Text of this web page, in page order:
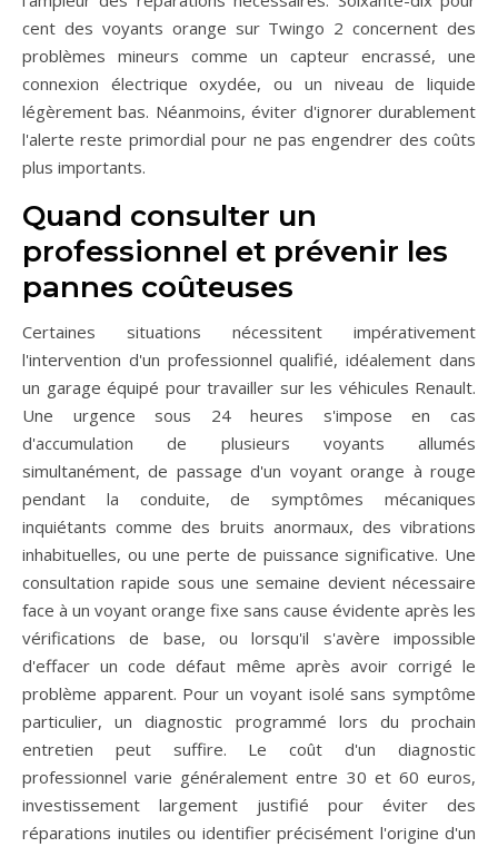
cent des voyants orange sur Twingo 2 concernent des
problèmes mineurs comme un capteur encrassé, une
connexion électrique oxydée, ou un niveau de liquide
légèrement bas. Néanmoins, éviter d'ignorer durablement
l'alerte reste primordial pour ne pas engendrer des coûts
plus importants.
Quand consulter un
professionnel et prévenir les
pannes coûteuses
Certaines situations nécessitent impérativement
l'intervention d'un professionnel qualifié, idéalement dans
un garage équipé pour travailler sur les véhicules Renault.
Une urgence sous 24 heures s'impose en cas
d'accumulation de plusieurs voyants allumés
simultanément, de passage d'un voyant orange à rouge
pendant la conduite, de symptômes mécaniques
inquiétants comme des bruits anormaux, des vibrations
inhabituelles, ou une perte de puissance significative. Une
consultation rapide sous une semaine devient nécessaire
face à un voyant orange fixe sans cause évidente après les
vérifications de base, ou lorsqu'il s'avère impossible
d'effacer un code défaut même après avoir corrigé le
problème apparent. Pour un voyant isolé sans symptôme
particulier, un diagnostic programmé lors du prochain
entretien peut suffire. Le coût d'un diagnostic
professionnel varie généralement entre 30 et 60 euros,
investissement largement justifié pour éviter des
réparations inutiles ou identifier précisément l'origine d'un